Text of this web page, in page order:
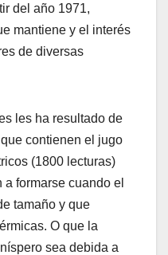
del año 1971,
mantiene y el interés
de diversas
les ha resultado de
contienen el jugo
(1800 lecturas)
formarse cuando el
tamaño y que
O que la
sea debida a